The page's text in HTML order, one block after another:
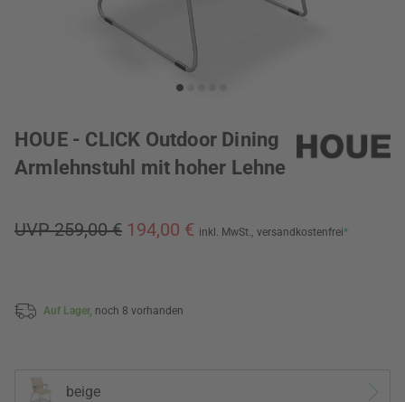
HOUE - CLICK Outdoor Dining
Armlehnstuhl mit hoher Lehne
UVP 259,00 € 194,00 € inkl. MwSt., versandkostenfrei*
Auf Lager, noch 8 vorhanden
beige